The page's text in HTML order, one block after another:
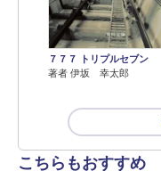
７７７ トリプルセブン
著者 伊坂 幸太郎
こちらもおすすめ